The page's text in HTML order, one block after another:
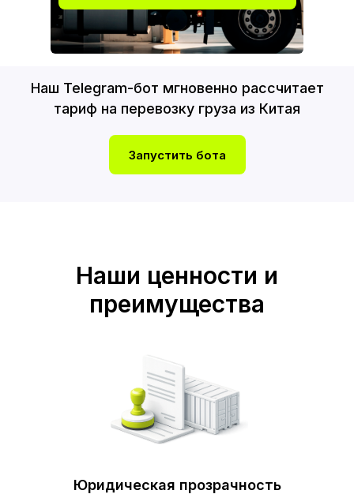
Наш Telegram-бот мгновенно рассчитает
тариф на перевозку груза из Китая
Запустить бота
Наши ценности и
преимущества
Юридическая прозрачность